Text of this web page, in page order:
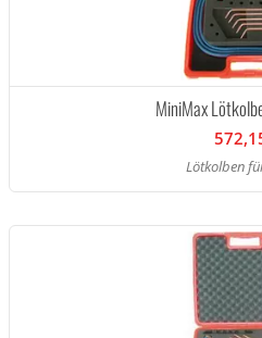
MiniMax
Lötkolben